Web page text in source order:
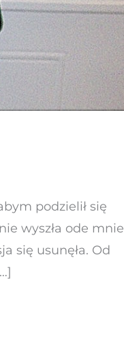
podzielił się
wyszła ode mnie
się usunęła. Od